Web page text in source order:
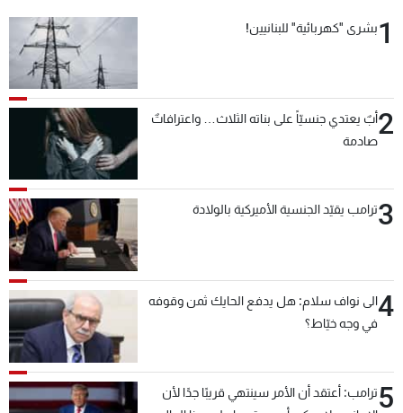
1بشرى "كهربائية" للبنانيين!
2أبٌ يعتدي جنسيّاً على بناته الثلاث… واعترافاتٌ
صادمة
3ترامب يقيّد الجنسية الأميركية بالولادة
4الى نواف سلام: هل يدفع الحايك ثمن وقوفه
في وجه خيّاط؟
5ترامب: أعتقد أن الأمر سينتهي قريبًا جدًا لأن